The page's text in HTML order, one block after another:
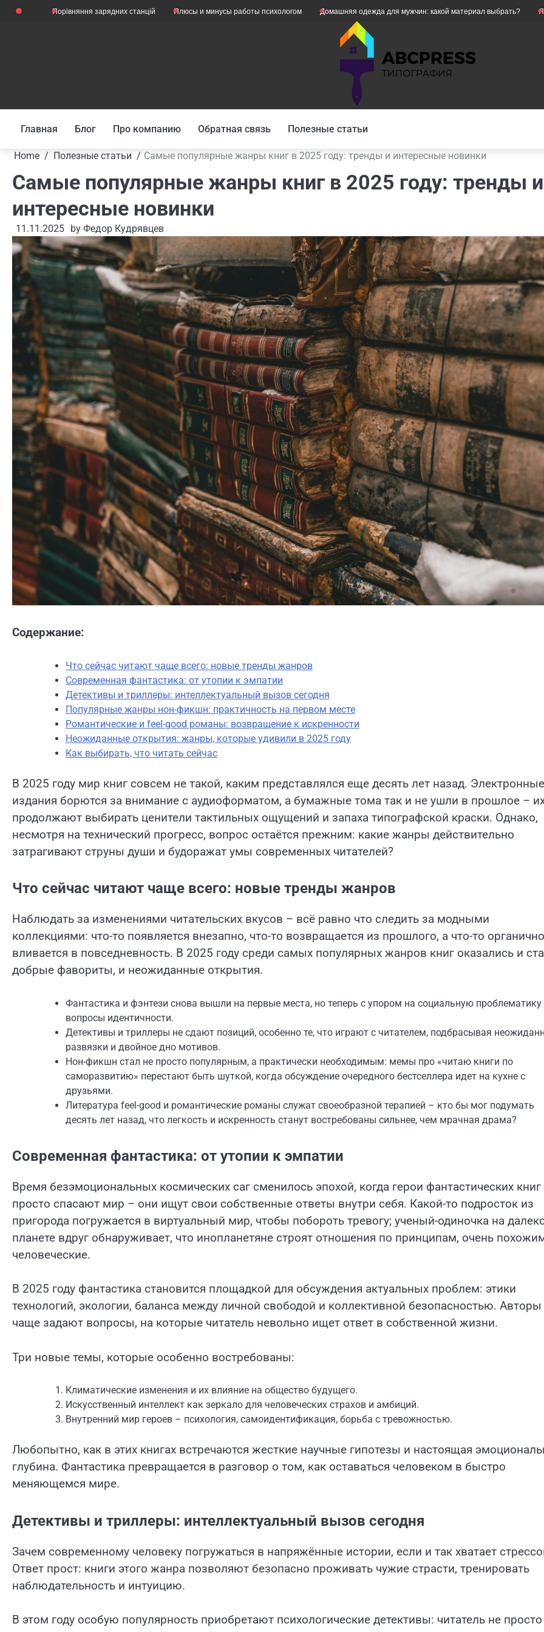
SkipПорівняння зарядних станцій Плюсы и минусы работы психологом Домашняя одежда для мужчин: какой материал выбрать? Як уникнути
Главная Блог Про компанию Обратная связь Полезные статьи
Home Полезные статьи Самые популярные жанры книг в 2025 году: тренды и интересные новинки
Самые популярные жанры книг в 2025 году: тренды и
интересные новинки
11.11.2025 by Федор Кудрявцев
Содержание:
Что сейчас читают чаще всего: новые тренды жанров
Современная фантастика: от утопии к эмпатии
Детективы и триллеры: интеллектуальный вызов сегодня
Популярные жанры нон-фикшн: практичность на первом месте
Романтические и feel-good романы: возвращение к искренности
Неожиданные открытия: жанры, которые удивили в 2025 году
Как выбирать, что читать сейчас
В 2025 году мир книг совсем не такой, каким представлялся еще десять лет назад. Электронные
издания борются за внимание с аудиоформатом, а бумажные тома так и не ушли в прошлое –
продолжают выбирать ценители тактильных ощущений и запаха типографской краски. Однако,
несмотря на технический прогресс, вопрос остаётся прежним: какие жанры действительно
затрагивают струны души и будоражат умы современных читателей?
Что сейчас читают чаще всего: новые тренды жанров
Наблюдать за изменениями читательских вкусов – всё равно что следить за модными
коллекциями: что-то появляется внезапно, что-то возвращается из прошлого, а что-то органично
вливается в повседневность. В 2025 году среди самых популярных жанров книг оказались и
добрые фавориты, и неожиданные открытия.
Фантастика и фэнтези снова вышли на первые места, но теперь с упором на социальную проблематику
вопросы идентичности.
Детективы и триллеры не сдают позиций, особенно те, что играют с читателем, подбрасывая
развязки и двойное дно мотивов.
Нон-фикшн стал не просто популярным, а практически необходимым: мемы про «читаю книги по
саморазвитию» перестают быть шуткой, когда обсуждение очередного бестселлера идет на кухне с
друзьями.
Литература feel-good и романтические романы служат своеобразной терапией – кто бы мог подумать
десять лет назад, что легкость и искренность станут востребованы сильнее, чем мрачная драма?
Современная фантастика: от утопии к эмпатии
Время безэмоциональных космических саг сменилось эпохой, когда герои фантастических книг
просто спасают мир – они ищут свои собственные ответы внутри себя. Какой-то подросток из
пригорода погружается в виртуальный мир, чтобы побороть тревогу; ученый-одиночка на
планете вдруг обнаруживает, что инопланетяне строят отношения по принципам, очень
человеческие.
В 2025 году фантастика становится площадкой для обсуждения актуальных проблем: этики
технологий, экологии, баланса между личной свободой и коллективной безопасностью. Авторы
чаще задают вопросы, на которые читатель невольно ищет ответ в собственной жизни.
Три новые темы, которые особенно востребованы:
Климатические изменения и их влияние на общество будущего.
Искусственный интеллект как зеркало для человеческих страхов и амбиций.
Внутренний мир героев – психология, самоидентификация, борьба с тревожностью.
Любопытно, как в этих книгах встречаются жесткие научные гипотезы и настоящая
глу­би­на. Фантастика превращается в разговор о том, как оставаться человеком в быстро
меняющемся мире.
Детективы и триллеры: интеллектуальный вызов сегодня
Зачем современному человеку погружаться в напряжённые истории, если и так хватает
Ответ прост: книги этого жанра позволяют безопасно проживать чужие страсти, тренировать
наблюдательность и интуицию.
В этом году особую популярность приобретают психологические детективы: читатель не просто